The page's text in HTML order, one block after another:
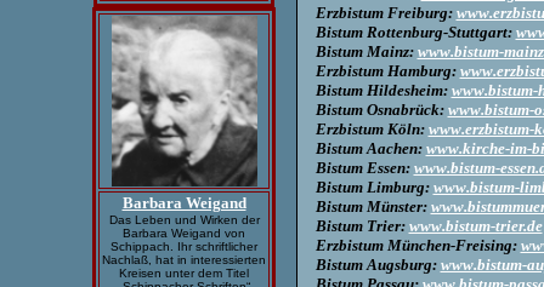
Barbara Weigand
Das Leben und Wirken der
Barbara Weigand von
Schippach. Ihr schriftlicher
Nachlaß, hat in interessierten
Kreisen unter dem Titel
Erzbistum Freiburg:
Bistum Rottenburg-Stuttgart:
Bistum Mainz: www.bistum-
Erzbistum Hamburg:
Bistum Hildesheim: www.bistum-
Bistum Osnabrück: www.bistum-
Erzbistum Köln: www.erzbistum-
Bistum Aachen: www.kirche-im-
Bistum Essen: www.bistum-
Bistum Limburg: www.bistum-
Bistum Münster:
Bistum Trier: www.bistum-trier.de
Erzbistum München-Freising:
Bistum Augsburg: www.bistum-